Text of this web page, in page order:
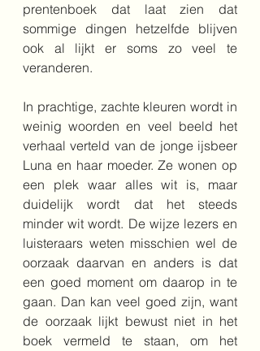
prentenboek dat laat zien dat
sommige dingen hetzelfde blijven
ook al lijkt er soms zo veel te
veranderen.
In prachtige, zachte kleuren wordt in
weinig woorden en veel beeld het
verhaal verteld van de jonge ijsbeer
Luna en haar moeder. Ze wonen op
een plek waar alles wit is, maar
duidelijk wordt dat het steeds
minder wit wordt. De wijze lezers en
luisteraars weten misschien wel de
oorzaak daarvan en anders is dat
een goed moment om daarop in te
gaan. Dan kan veel goed zijn, want
de oorzaak lijkt bewust niet in het
boek vermeld te staan, om het